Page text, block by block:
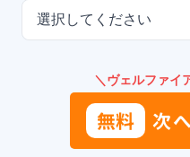
選択してください
＼ヴェルファイ
無料 次